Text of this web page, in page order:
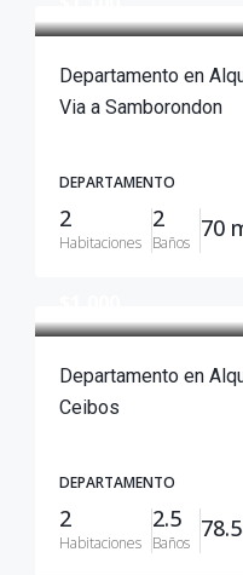
Departamento en
Via a Samborondon
DEPARTAMENTO
2
Habitaciones
2
Baños
70
Departamento en
Ceibos
DEPARTAMENTO
2
Habitaciones
2.5
Baños